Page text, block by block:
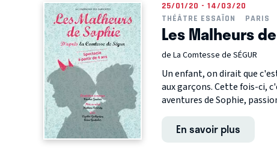
25/01/20 - 14/03/20
THÉÂTRE ESSAÏON
PARIS
Les Malheurs
de La Comtesse de SÉGUR
Un enfant, on dirait que
aux garçons. Cette fois-ci,
aventures de Sophie,
En savoir plus